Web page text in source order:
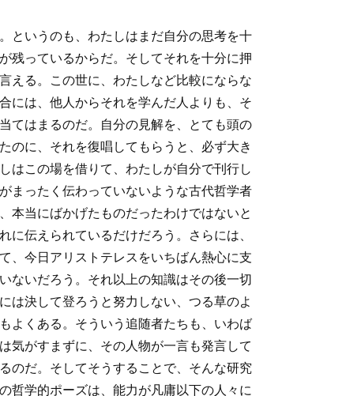
というのも、わたしはまだ自分の思考を十
残っているからだ。そしてそれを十分に押
える。この世に、わたしなど比較にならな
には、他人からそれを学んだ人よりも、そ
てはまるのだ。自分の見解を、とても頭の
のに、それを復唱してもらうと、必ず大き
はこの場を借りて、わたしが自分で刊行し
まったく伝わっていないような古代哲学者
本当にばかげたものだったわけではないと
伝えられているだけだろう。さらには、
、今日アリストテレスをいちばん熱心に支
ないだろう。それ以上の知識はその後一切
は決して登ろうと努力しない、つる草のよ
よくある。そういう追随者たちも、いわば
気がすまずに、その人物が一言も発言して
のだ。そしてそうすることで、そんな研究
哲学的ポーズは、能力が凡庸以下の人々に